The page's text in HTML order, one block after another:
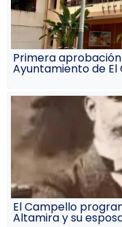
Primera
Ayuntamiento de El
El Campello
Altamira y su